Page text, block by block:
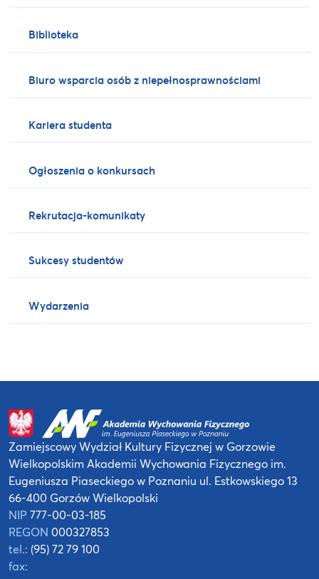
Biblioteka
Biuro wsparcia osób z niepełnosprawnościami
Kariera studenta
Ogłoszenia o konkursach
Rekrutacja-komunikaty
Sukcesy studentów
Wydarzenia
Zamiejscowy Wydział Kultury Fizycznej w Gorzowie
Wielkopolskim Akademii Wychowania Fizycznego im.
Eugeniusza Piaseckiego w Poznaniu ul. Estkowskiego 13
66-400 Gorzów Wielkopolski
NIP 777-00-03-185
REGON 000327853
tel.: (95) 72 79 100
fax: